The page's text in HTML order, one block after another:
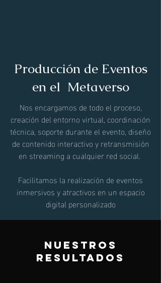
Producción de Eventos
en el Metaverso
Nos encargamos de todo el proceso,
creación del entorno virtual, coordinación
técnica, soporte durante el evento, diseño
de contenido interactivo y retransmisión
en streaming a cualquier red social.
Facilitamos la realización de eventos
inmersivos y atractivos en un espacio
digital personalizado
nuestros
resultados